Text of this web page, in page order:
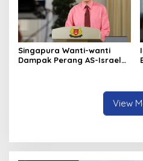
Singapura Wanti-wanti
Dampak Perang AS-Israel
View